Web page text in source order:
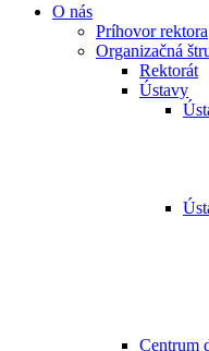
O nás
Príhovor rektora
Organizačná
Rektorát
Ústavy
Centrum